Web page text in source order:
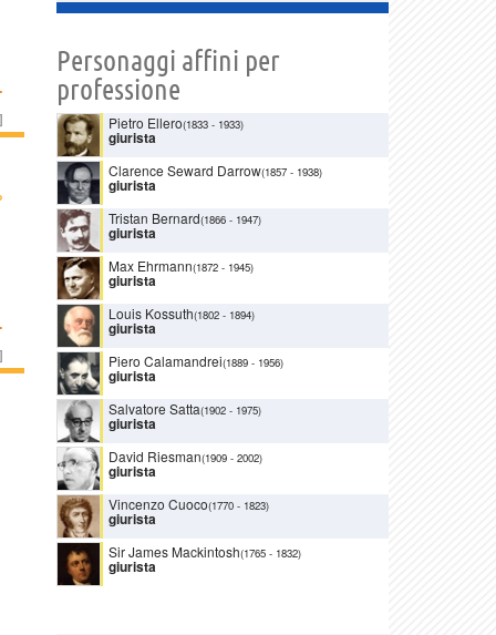
]
]
Personaggi affini per
professione
Pietro Ellero(1833 - 1933)
giurista
Clarence Seward Darrow(1857 - 1938)
giurista
Tristan Bernard(1866 - 1947)
giurista
Max Ehrmann(1872 - 1945)
giurista
Louis Kossuth(1802 - 1894)
giurista
Piero Calamandrei(1889 - 1956)
giurista
Salvatore Satta(1902 - 1975)
giurista
David Riesman(1909 - 2002)
giurista
Vincenzo Cuoco(1770 - 1823)
giurista
Sir James Mackintosh(1765 - 1832)
giurista